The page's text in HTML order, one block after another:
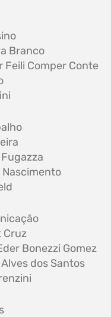
Branco
Comper Conte
Nascimento
Cruz
Bonezzi Gomez
dos Santos